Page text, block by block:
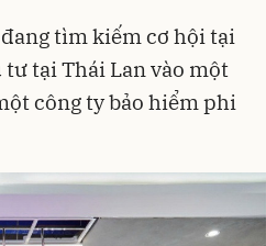
tìm kiếm cơ hội tại
tư tại Thái Lan vào một
công ty bảo hiểm phi